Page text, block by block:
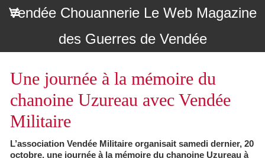
Vendée Chouannerie Le Web Magazine
des Guerres de Vendée
Une journée à la mémoire du
chanoine Uzureau avec Vendée
Militaire
L’association Vendée Militaire organisait samedi dernier, 20
octobre, une journée à la mémoire du chanoine Uzureau à